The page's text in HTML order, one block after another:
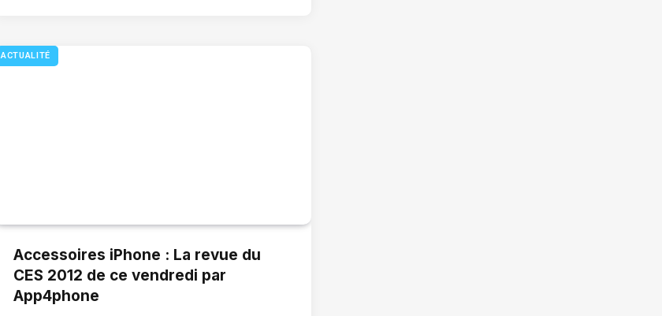
ACTUALITÉ
Accessoires iPhone : La revue du
CES 2012 de ce vendredi par
App4phone